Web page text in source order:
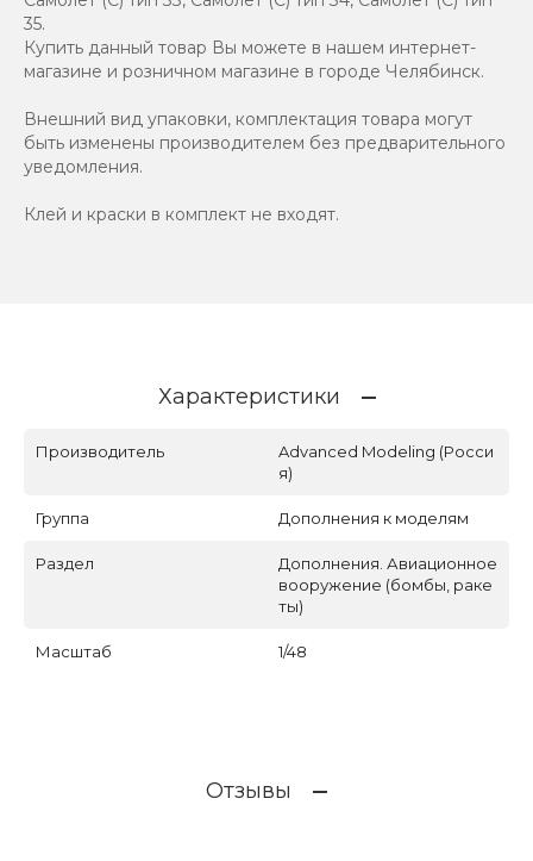
35.
Купить данный товар Вы можете в нашем интернет-
магазине и розничном магазине в городе Челябинск.
Внешний вид упаковки, комплектация товара могут
быть изменены производителем без предварительного
уведомления.
Клей и краски в комплект не входят.
Характеристики
Производитель
Advanced Modeling (Росси
я)
Группа Дополнения к моделям
Раздел
Дополнения. Авиационное
вооружение (бомбы, раке
ты)
Масштаб 1/48
Отзывы